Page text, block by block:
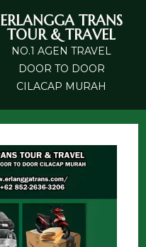
ERLANGGA TRANS
TOUR & TRAVEL
NO.1 AGEN TRAVEL
DOOR TO DOOR
CILACAP MURAH